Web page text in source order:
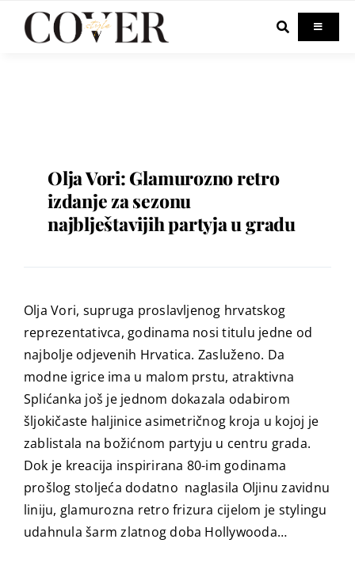
Toggle
Out & About
Olja Vori: Glamurozno retro
izdanje za sezonu
najblještavijih partyja u gradu
Olja Vori, supruga proslavljenog hrvatskog
reprezentativca, godinama nosi titulu jedne od
najbolje odjevenih Hrvatica. Zasluženo. Da
modne igrice ima u malom prstu, atraktivna
Splićanka još je jednom dokazala odabirom
šljokičaste haljinice asimetričnog kroja u kojoj je
zablistala na božićnom partyju u centru grada.
Dok je kreacija inspirirana 80-im godinama
prošlog stoljeća dodatno naglasila Oljinu zavidnu
liniju, glamurozna retro frizura cijelom je stylingu
udahnula šarm zlatnog doba Hollywooda…